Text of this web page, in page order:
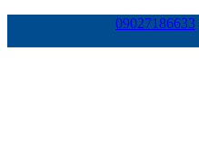
09027186633